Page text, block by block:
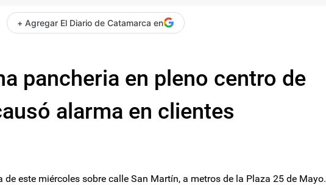
+ Agregar El Diario de Catamarca en
pancheria en pleno centro de
alarma en clientes
este miércoles sobre calle San Martín, a metros de la Plaza 25 de Mayo.